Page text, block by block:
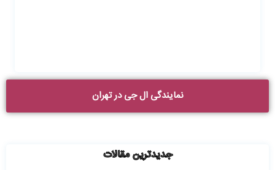
نمایندگی ال جی در تهران
جدیدترین مقالات